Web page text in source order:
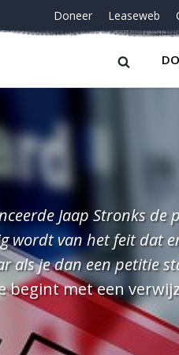
Doneer Leaseweb
Jaap Stronks de
wordt van het feit dat
als je dan een petitie
afwijkt van het
van het UMCG, geeft